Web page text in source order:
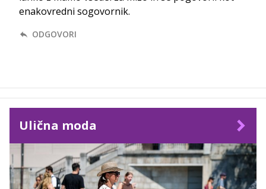
enakovredni sogovornik.
ODGOVORI
Ulična moda